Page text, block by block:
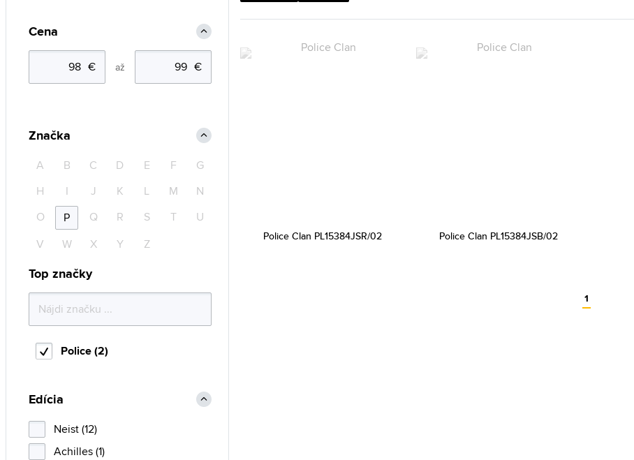
Police Clan PL15384JSR/02 Police Clan PL15384JSB/02
1
Cena
až
Značka
A B C D E F
G
H
I J K L M
N
O
P Q R S T
U
V
W X Y Z
Top značky
Police (2)
Edícia
Neist (12)
Achilles (1)